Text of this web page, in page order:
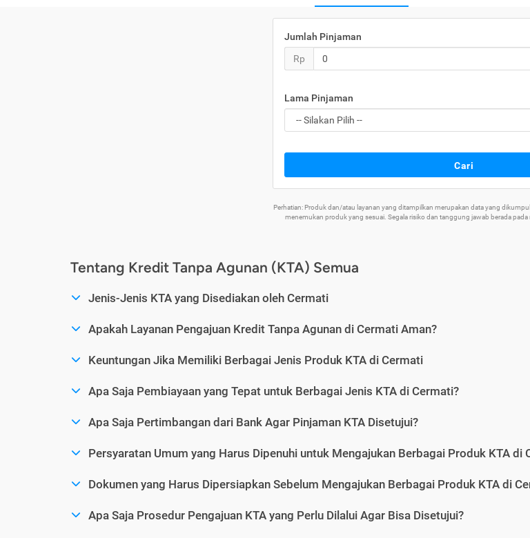
Jumlah Pinjaman
Rp
Lama Pinjaman
Cari
Perhatian: Produk dan/atau layanan yang ditampilkan merupakan data yang
menemukan produk yang sesuai. Segala risiko dan tanggung jawab berada pada
Tentang Kredit Tanpa Agunan (KTA) Semua
Jenis-Jenis KTA yang Disediakan oleh Cermati
Apakah Layanan Pengajuan Kredit Tanpa Agunan di Cermati Aman?
Keuntungan Jika Memiliki Berbagai Jenis Produk KTA di Cermati
Apa Saja Pembiayaan yang Tepat untuk Berbagai Jenis KTA di Cermati?
Apa Saja Pertimbangan dari Bank Agar Pinjaman KTA Disetujui?
Persyaratan Umum yang Harus Dipenuhi untuk Mengajukan Berbagai Produk KTA di
Dokumen yang Harus Dipersiapkan Sebelum Mengajukan Berbagai Produk KTA di
Apa Saja Prosedur Pengajuan KTA yang Perlu Dilalui Agar Bisa Disetujui?